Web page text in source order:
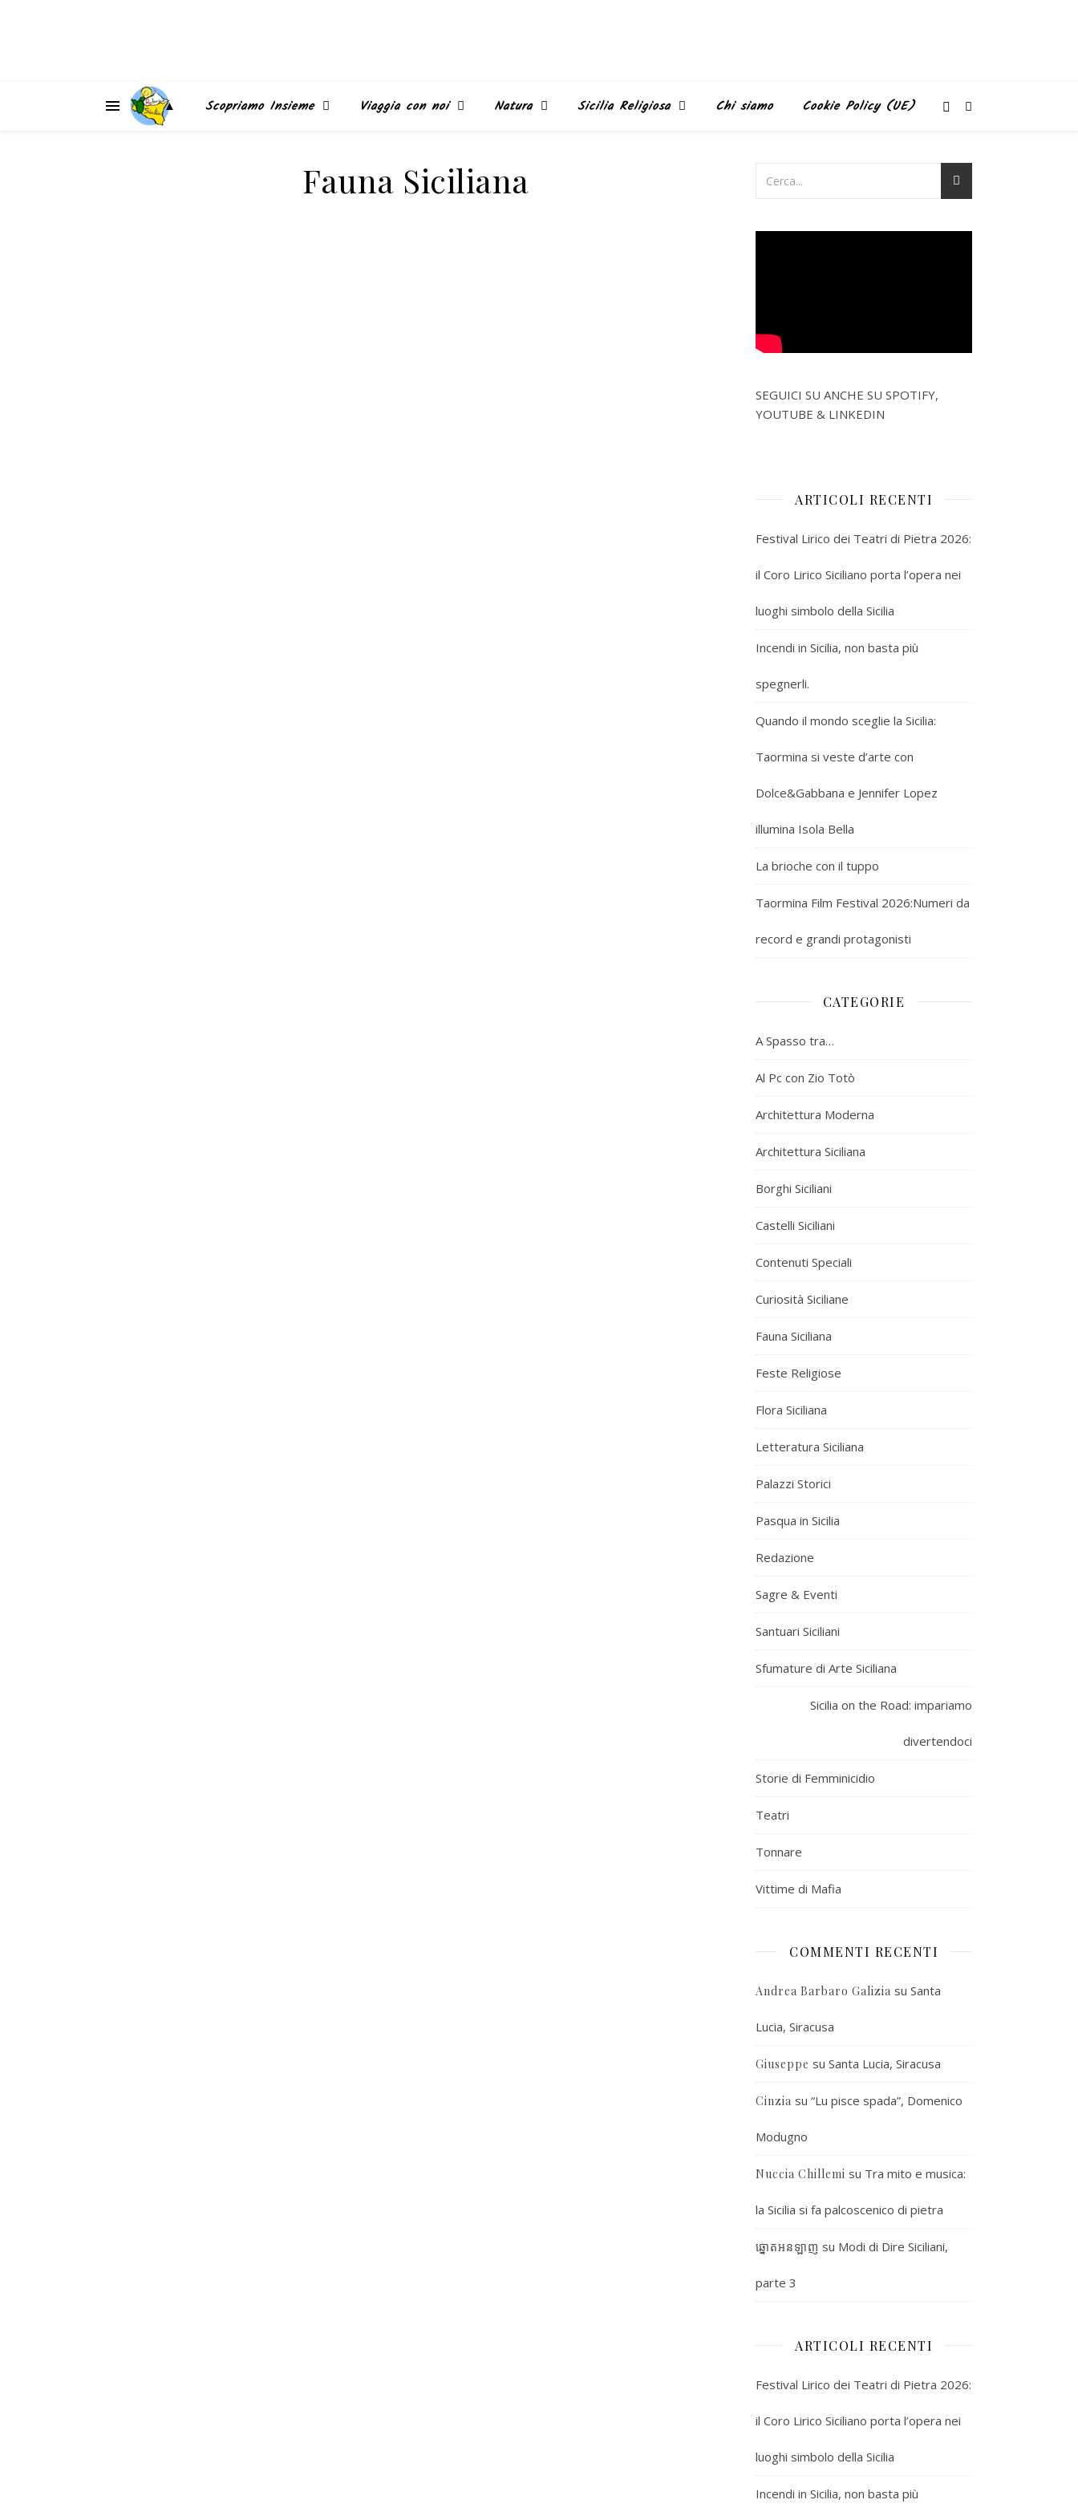
▲ Scopriamo Insieme Viaggia con noi Natura Sicilia Religiosa Chi siamo Cookie Policy (UE)
Fauna Siciliana
SEGUICI SU ANCHE SU SPOTIFY,
YOUTUBE & LINKEDIN
ARTICOLI RECENTI
Festival Lirico dei Teatri di Pietra 2026:
il Coro Lirico Siciliano porta l’opera nei
luoghi simbolo della Sicilia
Incendi in Sicilia, non basta più
spegnerli.
Quando il mondo sceglie la Sicilia:
Taormina si veste d’arte con
Dolce&Gabbana e Jennifer Lopez
illumina Isola Bella
La brioche con il tuppo
Taormina Film Festival 2026:Numeri da
record e grandi protagonisti
CATEGORIE
A Spasso tra…
Al Pc con Zio Totò
Architettura Moderna
Architettura Siciliana
Borghi Siciliani
Castelli Siciliani
Contenuti Speciali
Curiosità Siciliane
Fauna Siciliana
Feste Religiose
Flora Siciliana
Letteratura Siciliana
Palazzi Storici
Pasqua in Sicilia
Redazione
Sagre & Eventi
Santuari Siciliani
Sfumature di Arte Siciliana
Sicilia on the Road: impariamo
divertendoci
Storie di Femminicidio
Teatri
Tonnare
Vittime di Mafia
COMMENTI RECENTI
Andrea Barbaro Galizia su Santa
Lucia, Siracusa
Giuseppe su Santa Lucia, Siracusa
Cinzia su “Lu pisce spada”, Domenico
Modugno
Nuccia Chillemi su Tra mito e musica:
la Sicilia si fa palcoscenico di pietra
ឆ្នោតអនឡាញ su Modi di Dire Siciliani,
parte 3
ARTICOLI RECENTI
Festival Lirico dei Teatri di Pietra 2026:
il Coro Lirico Siciliano porta l’opera nei
luoghi simbolo della Sicilia
Incendi in Sicilia, non basta più